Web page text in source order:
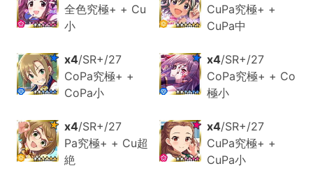
全色究極+ + Cu
小
CuPa究極+ +
CuPa中
x4/SR+/27
CoPa究極+ +
CoPa小
x4/SR+/27
CoPa究極+ + Co
極小
x4/SR+/27
Pa究極+ + Cu超
絶
x4/SR+/27
CuPa究極+ +
CuPa小